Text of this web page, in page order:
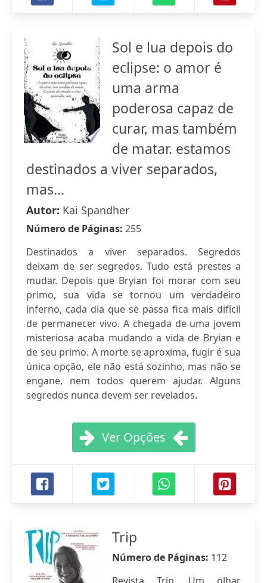
Sol e lua depois do
eclipse: o amor é
uma arma
poderosa capaz de
curar, mas também
de matar. estamos
destinados a viver separados,
mas...
Autor: Kai Spandher
Número de Páginas: 255
Destinados a viver separados. Segredos
deixam de ser segredos. Tudo está prestes a
mudar. Depois que Bryian foi morar com seu
primo, sua vida se tornou um verdadeiro
inferno, cada dia que se passa fica mais difícil
de permanecer vivo. A chegada de uma jovem
misteriosa acaba mudando a vida de Bryian e
de seu primo. A morte se aproxima, fugir é sua
única opção, ele não está sozinho, mas não se
engane, nem todos querem ajudar. Alguns
segredos nunca devem ser revelados.
Ver Opções
Trip
Número de Páginas: 112